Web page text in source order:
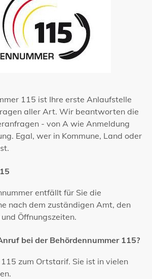
115 ist Ihre erste Anlaufstelle
aller Art. Wir beantworten die
- von A wie Anmeldung
Egal, wer in Kommune, Land oder
entfällt für Sie die
nach dem zuständigen Amt, den
Öffnungszeiten.
bei der Behördennummer 115?
zum Ortstarif. Sie ist in vielen